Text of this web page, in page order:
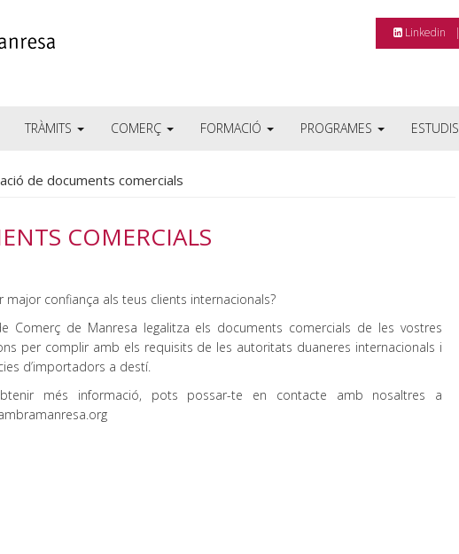
Linkedin
TRÀMITS COMERÇ FORMACIÓ PROGRAMES ESTUDIS
de documents comercials
COMERCIALS
major confiança als teus clients internacionals?
Comerç de Manresa legalitza els documents comercials de les vostres
per complir amb els requisits de les autoritats duaneres internacionals i
d’importadors a destí.
més informació, pots possar-te en contacte amb nosaltres a